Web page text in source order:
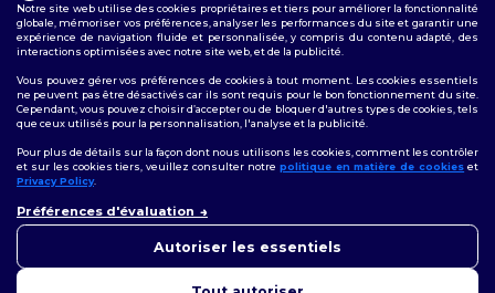
Bruxelles |Anvers|Mortsel |Malines | Lierre | Turnhout| Geel|
Herentals|Hoogstraten| Bruges
Notre site web utilise des cookies propriétaires et tiers pour améliorer la fonctionnalité
globale, mémoriser vos préférences, analyser les performances du site et garantir une
expérience de navigation fluide et personnalisée, y compris du contenu adapté, des
interactions optimisées avec notre site web, et de la publicité.
Vous pouvez gérer vos préférences de cookies à tout moment. Les cookies essentiels
ne peuvent pas être désactivés car ils sont requis pour le bon fonctionnement du site.
Cependant, vous pouvez choisir d’accepter ou de bloquer d'autres types de cookies, tels
que ceux utilisés pour la personnalisation, l'analyse et la publicité.
Pour plus de détails sur la façon dont nous utilisons les cookies, comment les contrôler
et sur les cookies tiers, veuillez consulter notre politique en matière de cookies et
Privacy Policy.
Préférences d'évaluation
Autoriser les essentiels
pouvez nous contacter à tout